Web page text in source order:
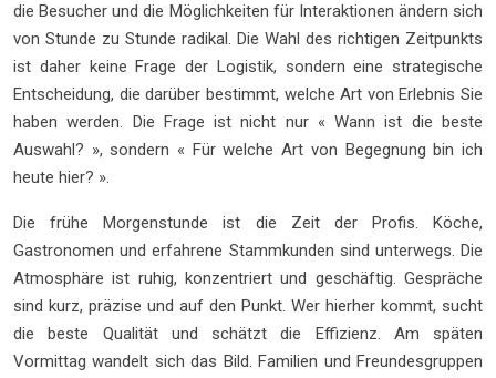
die Besucher und die Möglichkeiten für Interaktionen ändern sich
von Stunde zu Stunde radikal. Die Wahl des richtigen Zeitpunkts
ist daher keine Frage der Logistik, sondern eine strategische
Entscheidung, die darüber bestimmt, welche Art von Erlebnis Sie
haben werden. Die Frage ist nicht nur « Wann ist die beste
Auswahl? », sondern « Für welche Art von Begegnung bin ich
heute hier? ».
Die frühe Morgenstunde ist die Zeit der Profis. Köche,
Gastronomen und erfahrene Stammkunden sind unterwegs. Die
Atmosphäre ist ruhig, konzentriert und geschäftig. Gespräche
sind kurz, präzise und auf den Punkt. Wer hierher kommt, sucht
die beste Qualität und schätzt die Effizienz. Am späten
Vormittag wandelt sich das Bild. Familien und Freundesgruppen